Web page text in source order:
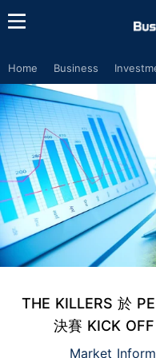
Home Business
THE KILLERS 於
決賽 KICK
Market